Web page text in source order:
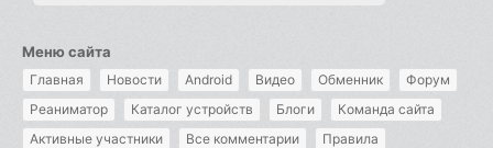
Меню сайта
Главная Новости Android Видео Обменник
Форум
Реаниматор
Каталог устройств Блоги
Команда сайта
Активные участники
Все комментарии Правила